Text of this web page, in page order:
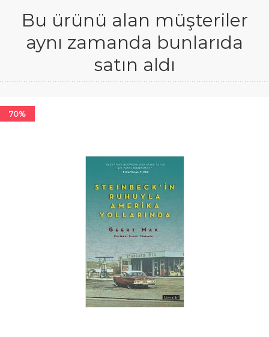
Bu ürünü alan müşteriler
aynı zamanda bunlarıda
satın aldı
70%